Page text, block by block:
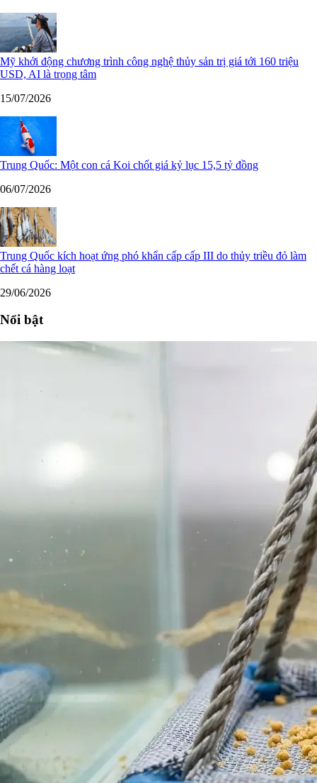
Mỹ khởi động chương trình công nghệ thủy sản trị giá tới 160 triệu
USD, AI là trọng tâm
15/07/2026
Trung Quốc: Một con cá Koi chốt giá kỷ lục 15,5 tỷ đồng
06/07/2026
Trung Quốc kích hoạt ứng phó khẩn cấp cấp III do thủy triều đỏ làm
chết cá hàng loạt
29/06/2026
Nổi bật